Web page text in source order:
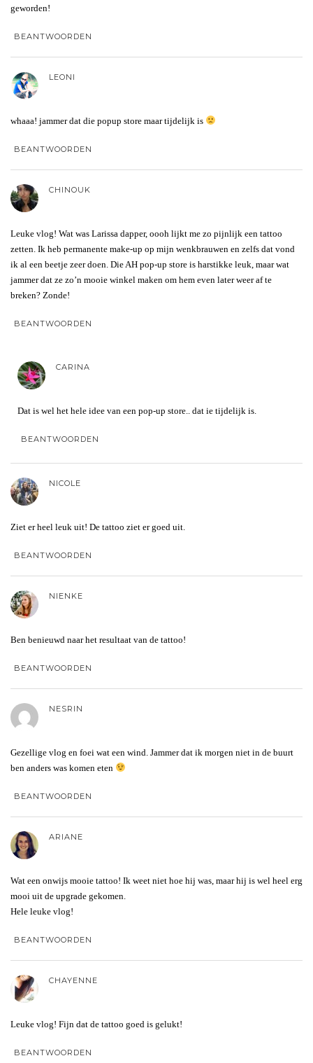
geworden!
BEANTWOORDEN
LEONI
whaaa! jammer dat die popup store maar tijdelijk is
BEANTWOORDEN
CHINOUK
Leuke vlog! Wat was Larissa dapper, oooh lijkt me zo pijnlijk een tattoo
zetten. Ik heb permanente make-up op mijn wenkbrauwen en zelfs dat vond
ik al een beetje zeer doen. Die AH pop-up store is harstikke leuk, maar wat
jammer dat ze zo’n mooie winkel maken om hem even later weer af te
breken? Zonde!
BEANTWOORDEN
CARINA
Dat is wel het hele idee van een pop-up store.. dat ie tijdelijk is.
BEANTWOORDEN
NICOLE
Ziet er heel leuk uit! De tattoo ziet er goed uit.
BEANTWOORDEN
NIENKE
Ben benieuwd naar het resultaat van de tattoo!
BEANTWOORDEN
NESRIN
Gezellige vlog en foei wat een wind. Jammer dat ik morgen niet in de buurt
ben anders was komen eten
BEANTWOORDEN
ARIANE
Wat een onwijs mooie tattoo! Ik weet niet hoe hij was, maar hij is wel heel erg
mooi uit de upgrade gekomen.
Hele leuke vlog!
BEANTWOORDEN
CHAYENNE
Leuke vlog! Fijn dat de tattoo goed is gelukt!
BEANTWOORDEN